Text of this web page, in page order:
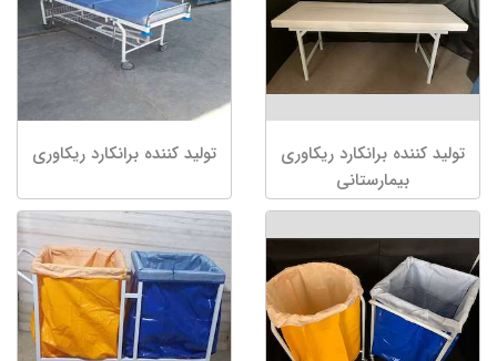
تولید کننده برانکارد ریکاوری
بیمارستانی
تولید کننده برانکارد ریکاوری